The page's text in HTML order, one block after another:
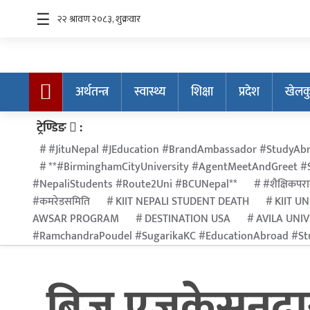
अर्थतन्त्र
स्वास्थ्य
शिक्षा
प्रदेश
खेलकुद
सूचना
अन्तर्राष्ट्रिय
☰
अर्थतन्त्र स्वास्थ्य शिक्षा प्रदेश
ट्रेण्डिङ
:
#JituNepal #JEducation #BrandAmbassador
**#BirminghamCityUniversity #AgentMeetAndGreet
#NepaliStudents #Route2Uni #BCUNepal**
#कमरेडसमिति
KIIT NEPALI STUDENT DEATH KIIT
AWSAR PROGRAM
DESTINATION USA AVILA
#RamchandraPoudel #SugarikaKC #EducationAbroad